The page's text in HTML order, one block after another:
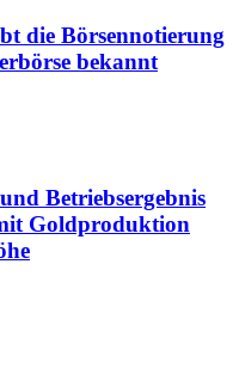
die Börsennotierung
bekannt
Betriebsergebnis
Goldproduktion